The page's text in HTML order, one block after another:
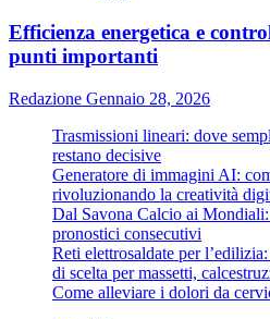
Efficienza energetica e
punti importanti
Redazione Gennaio 28, 2026
Trasmissioni lineari: dove
restano decisive
Generatore di immagini AI:
rivoluzionando la creatività
Dal Savona Calcio ai
pronostici consecutivi
Reti elettrosaldate per
di scelta per massetti,
Come alleviare i dolori da